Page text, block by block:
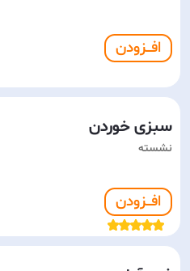
افـــزودن
سبزی خوردن
نشسته
افـــزودن